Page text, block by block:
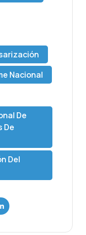
Nacional
De
De
Del